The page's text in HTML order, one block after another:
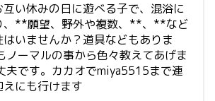
い休みの日に遊べる子で、混浴に
、**願望、野外や複数、**、**など
いませんか？道具などもありま
ノーマルの事から色々教えてあげま
です。カカオでmiya5515まで連
にも行けます